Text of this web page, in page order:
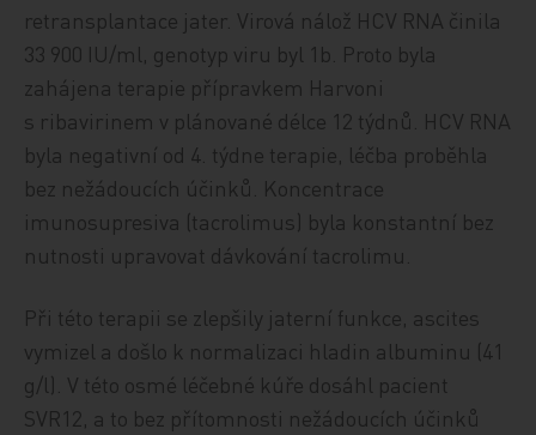
retransplantace jater. Virová nálož HCV RNA činila
33 900 IU/ml, genotyp viru byl 1b. Proto byla
zahájena terapie přípravkem Harvoni
s ribavirinem v plánované délce 12 týdnů. HCV RNA
byla negativní od 4. týdne terapie, léčba proběhla
bez nežádoucích účinků. Koncentrace
imunosupresiva (tacrolimus) byla konstantní bez
nutnosti upravovat dávkování tacrolimu.
Při této terapii se zlepšily jaterní funkce, ascites
vymizel a došlo k normalizaci hladin albuminu (41
g/l). V této osmé léčebné kúře dosáhl pacient
SVR12, a to bez přítomnosti nežádoucích účinků